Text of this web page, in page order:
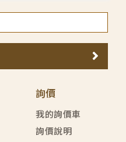
詢價
我的詢價車
詢價說明